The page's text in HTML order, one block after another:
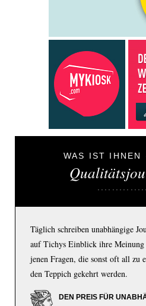
WAS IST IHNEN
Täglich schreiben unabhängige
auf Tichys Einblick ihre
jenen Fragen, die sonst oft all zu
den Teppich gekehrt werden.
DEN PREIS FÜR